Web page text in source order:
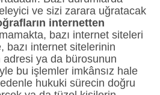
ve sizi zarara uğratacak
internetten
bazı internet siteleri
bazı internet sitelerinin
adresi ya da bürosunun
bu işlemler imkânsız hale
hukuki sürecin doğru